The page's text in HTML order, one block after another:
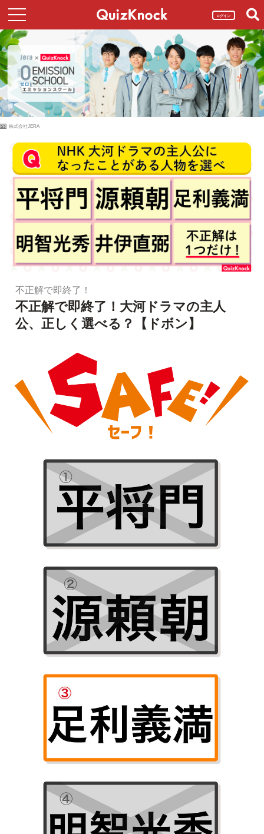
ログイン
PR 株式会社JERA
不正解で即終了！
不正解で即終了！大河ドラマの主人
公、正しく選べる？【ドボン】